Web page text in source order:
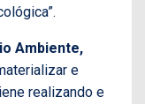
Ambiente,
e
realizando e